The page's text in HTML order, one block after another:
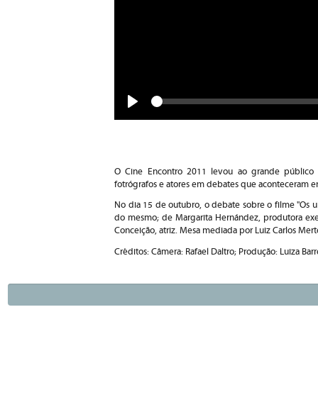
Seek
O Cine Encontro 2011 levou ao grande
fotrógrafos e atores em debates que aconteceram
No dia 15 de outubro, o debate sobre o filme "Os
do mesmo; de Margarita Hernández, produtora
Conceição, atriz. Mesa mediada por Luiz Carlos
Créditos: Câmera: Rafael Daltro; Produção: Luiza